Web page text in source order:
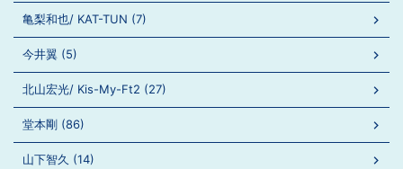
亀梨和也/ KAT-TUN (7)
今井翼 (5)
北山宏光/ Kis-My-Ft2 (27)
堂本剛 (86)
山下智久 (14)